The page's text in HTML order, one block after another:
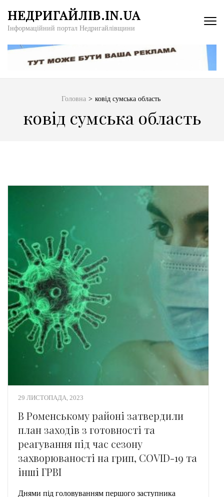
вмісту
Enter)
НЕДРИГАЙЛІВ.IN.UA
Інформаційний портал Недригайлівщини
Головна > ковід сумська область
ковід сумська область
29 ЛИСТОПАДА, 2023
В Роменському районі затвердили
план заходів з готовності та
реагування під час сезону
захворюваності на грип, COVID-19 та
інші ГРВІ
Днями під головуванням першого заступника